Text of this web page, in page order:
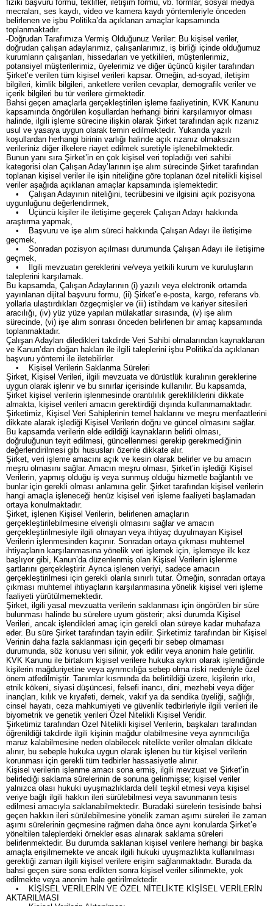
fiziki başvuru formu, teklifler, iletişim formu, vb. formlar, sosyal medya
mecraları, ses kaydı, video ve kamera kaydı yöntemleriyle önceden
belirlenen ve işbu Politika’da açıklanan amaçlar kapsamında
toplanmaktadır.
-Doğrudan Tarafımıza Vermiş Olduğunuz Veriler: Bu kişisel veriler,
doğrudan çalışan adaylarımız, çalışanlarımız, iş birliği içinde olduğumuz
kurumların çalışanları, hissedarları ve yetkilileri, müşterilerimiz,
potansiyel müşterilerimiz, üyelerimiz ve diğer üçüncü kişiler tarafından
Şirket’e verilen tüm kişisel verileri kapsar. Örneğin, ad-soyad, iletişim
bilgileri, kimlik bilgileri, anketlere verilen cevaplar, demografik veriler ve
içerik bilgileri bu tür verilere girmektedir.
Bahsi geçen amaçlarla gerçekleştirilen işleme faaliyetinin, KVK Kanunu
kapsamında öngörülen koşullardan herhangi birini karşılamıyor olması
halinde, ilgili işleme sürecine ilişkin olarak Şirket tarafından açık rızanız
usul ve yasaya uygun olarak temin edilmektedir. Yukarıda yazılı
koşullardan herhangi birinin varlığı halinde açık rızanız olmaksızın
verileriniz diğer ilkelere riayet edilmek suretiyle işlenebilmektedir.
Bunun yanı sıra Şirket’in en çok kişisel veri topladığı veri sahibi
kategorisi olan Çalışan Aday’larının işe alım sürecinde Şirket tarafından
toplanan kişisel veriler ile işin niteliğine göre toplanan özel nitelikli kişisel
veriler aşağıda açıklanan amaçlar kapsamında işlemektedir:
• Çalışan Adayının niteliğini, tecrübesini ve ilgisini açık pozisyona
uygunluğunu değerlendirmek,
• Üçüncü kişiler ile iletişime geçerek Çalışan Adayı hakkında
araştırma yapmak,
• Başvuru ve işe alım süreci hakkında Çalışan Adayı ile iletişime
geçmek,
• Sonradan pozisyon açılması durumunda Çalışan Adayı ile iletişime
geçmek,
• İlgili mevzuatın gereklerini ve/veya yetkili kurum ve kuruluşların
taleplerini karşılamak.
Bu kapsamda, Çalışan Adaylarının (i) yazılı veya elektronik ortamda
yayınlanan dijital başvuru formu, (ii) Şirket’e e-posta, kargo, referans vb.
yollarla ulaştırdıkları özgeçmişler ve (iii) istihdam ve kariyer sitesileri
aracılığı, (iv) yüz yüze yapılan mülakatlar sırasında, (v) işe alım
sürecinde, (vi) işe alım sonrası önceden belirlenen bir amaç kapsamında
toplanmaktadır.
Çalışan Adayları diledikleri takdirde Veri Sahibi olmalarından kaynaklanan
ve Kanun’dan doğan hakları ile ilgili taleplerini işbu Politika’da açıklanan
başvuru yöntemi ile iletebilirler.
• Kişisel Verilerin Saklanma Süreleri
Şirket, Kişisel Verileri, ilgili mevzuata ve dürüstlük kuralının gereklerine
uygun olarak işlenir ve bu sınırlar içerisinde kullanılır. Bu kapsamda,
Şirket kişisel verilerin işlenmesinde orantılılık gerekliliklerini dikkate
almakta, kişisel verileri amacın gerektirdiği dışında kullanmamaktadır.
Şirketimiz, Kişisel Veri Sahiplerinin temel haklarını ve meşru menfaatlerini
dikkate alarak işlediği Kişisel Verilerin doğru ve güncel olmasını sağlar.
Bu kapsamda verilerin elde edildiği kaynakların belirli olması,
doğruluğunun teyit edilmesi, güncellenmesi gerekip gerekmediğinin
değerlendirilmesi gibi hususları özenle dikkate alır.
Şirket, veri işleme amacını açık ve kesin olarak belirler ve bu amacın
meşru olmasını sağlar. Amacın meşru olması, Şirket’in işlediği Kişisel
Verilerin, yapmış olduğu iş veya sunmuş olduğu hizmetle bağlantılı ve
bunlar için gerekli olması anlamına gelir. Şirket tarafından kişisel verilerin
hangi amaçla işleneceği henüz kişisel veri işleme faaliyeti başlamadan
ortaya konulmaktadır.
Şirket, işlenen Kişisel Verilerin, belirlenen amaçların
gerçekleştirilebilmesine elverişli olmasını sağlar ve amacın
gerçekleştirilmesiyle ilgili olmayan veya ihtiyaç duyulmayan Kişisel
Verilerin işlenmesinden kaçınır. Sonradan ortaya çıkması muhtemel
ihtiyaçların karşılanmasına yönelik veri işlemek için, işlemeye ilk kez
başlıyor gibi, Kanun’da düzenlenmiş olan Kişisel Verilerin işlenme
şartlarını gerçekleştirir. Ayrıca işlenen veriyi, sadece amacın
gerçekleştirilmesi için gerekli olanla sınırlı tutar. Örneğin, sonradan ortaya
çıkması muhtemel ihtiyaçların karşılanmasına yönelik kişisel veri işleme
faaliyeti yürütülmemektedir.
Şirket, ilgili yasal mevzuatta verilerin saklanması için öngörülen bir süre
bulunması halinde bu sürelere uyum gösterir; aksi durumda Kişisel
Verileri, ancak işlendikleri amaç için gerekli olan süreye kadar muhafaza
eder. Bu süre Şirket tarafından tayin edilir. Şirketimiz tarafından bir Kişisel
Verinin daha fazla saklanması için geçerli bir sebep olmaması
durumunda, söz konusu veri silinir, yok edilir veya anonim hale getirilir.
KVK Kanunu ile birtakım kişisel verilere hukuka aykırı olarak işlendiğinde
kişilerin mağduriyetine veya ayrımcılığa sebep olma riski nedeniyle özel
önem atfedilmiştir. Tanımlar kısmında da belirtildiği üzere, kişilerin ırkı,
etnik kökeni, siyasi düşüncesi, felsefi inancı, dini, mezhebi veya diğer
inançları, kılık ve kıyafeti, dernek, vakıf ya da sendika üyeliği, sağlığı,
cinsel hayatı, ceza mahkumiyeti ve güvenlik tedbirleriyle ilgili verileri ile
biyometrik ve genetik verileri Özel Nitelikli Kişisel Veridir.
Şirketimiz tarafından Özel Nitelikli kişisel Verilerin, başkaları tarafından
öğrenildiği takdirde ilgili kişinin mağdur olabilmesine veya ayrımcılığa
maruz kalabilmesine neden olabilecek nitelikte veriler olmaları dikkate
alınır, bu sebeple hukuka uygun olarak işlenen bu tür kişisel verilerin
korunması için gerekli tüm tedbirler hassasiyetle alınır.
Kişisel verilerin işlenme amacı sona ermiş, ilgili mevzuat ve Şirket’in
belirlediği saklama sürelerinin de sonuna gelinmişse; kişisel veriler
yalnızca olası hukuki uyuşmazlıklarda delil teşkil etmesi veya kişisel
veriye bağlı ilgili hakkın ileri sürülebilmesi veya savunmanın tesis
edilmesi amacıyla saklanabilmektedir. Buradaki sürelerin tesisinde bahsi
geçen hakkın ileri sürülebilmesine yönelik zaman aşımı süreleri ile zaman
aşımı sürelerinin geçmesine rağmen daha önce aynı konularda Şirket’e
yöneltilen taleplerdeki örnekler esas alınarak saklama süreleri
belirlenmektedir. Bu durumda saklanan kişisel verilere herhangi bir başka
amaçla erişilmemekte ve ancak ilgili hukuki uyuşmazlıkta kullanılması
gerektiği zaman ilgili kişisel verilere erişim sağlanmaktadır. Burada da
bahsi geçen süre sona erdikten sonra kişisel veriler silinmekte, yok
edilmekte veya anonim hale getirilmektedir.
• KİŞİSEL VERİLERİN VE ÖZEL NİTELİKTE KİŞİSEL VERİLERİN
AKTARILMASI